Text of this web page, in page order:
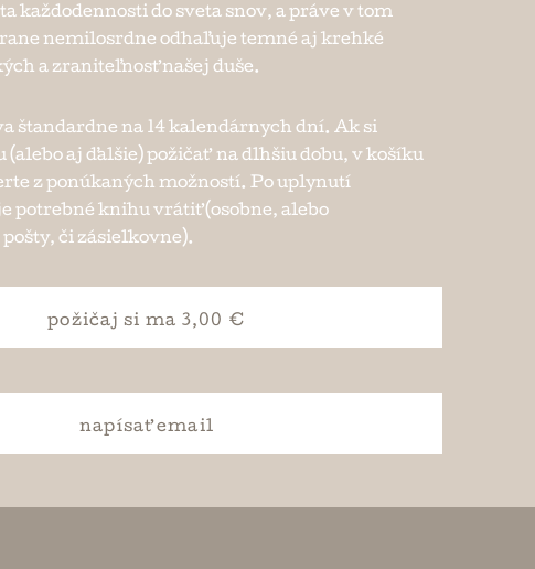
každodennosti do sveta snov, a práve v tom
nemilosrdne odhaľuje temné aj krehké
a zraniteľnosť našej duše.
štandardne na 14 kalendárnych dní. Ak si
(alebo aj ďalšie) požičať na dlhšiu dobu, v košíku
z ponúkaných možností. Po uplynutí
potrebné knihu vrátiť (osobne, alebo
či zásielkovne).
požičaj si ma 3,00 €
napísaťemail